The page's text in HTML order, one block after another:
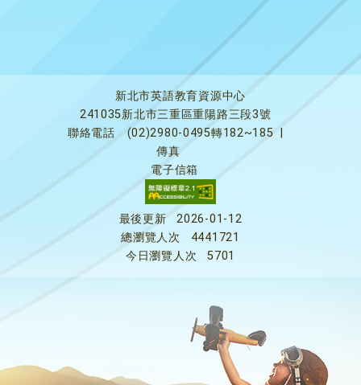
新北市英語教育資源中心
241035新北市三重區重陽路三段3號
聯絡電話
(02)2980-0495轉182~185
傳真
電子信箱
最後更新
2026-01-12
總瀏覽人次
4441721
今日瀏覽人次
5701